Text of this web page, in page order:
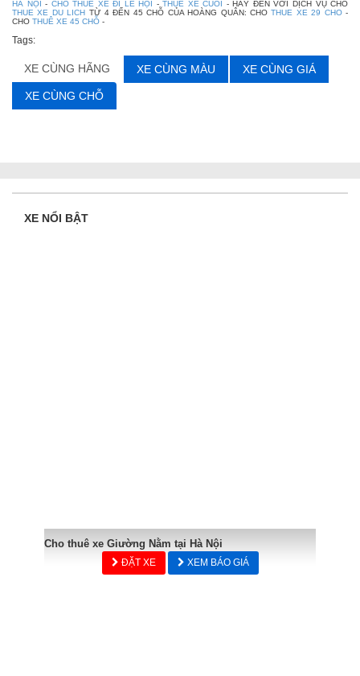
HÀ NỘI - CHO THUÊ XE ĐI LỄ HỘI -THUE XE CUOI - HÃY ĐẾN VỚI DỊCH VỤ CHO
THUE XE DU LICH TỪ 4 ĐẾN 45 CHỖ CỦA HOÀNG QUÂN: CHOTHUE XE 29 CHO-
CHO THUÊ XE 45 CHỖ -
Tags:
XE CÙNG HÃNG XE CÙNG MÀU XE CÙNG GIÁ
XE CÙNG CHỖ
XE NỔI BẬT
Cho thuê xe Giường Nằm tại Hà Nội
ĐẶT XE XEM BÁO GIÁ